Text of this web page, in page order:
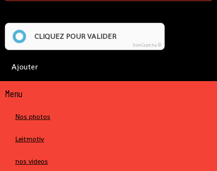
CLIQUEZ POUR VALIDER
IconCaptcha ©
Ajouter
Menu
Nos photos
Leitmotiv
nos videos